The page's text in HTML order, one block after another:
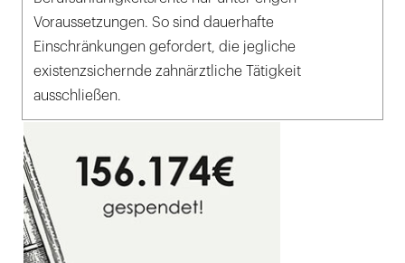
Voraussetzungen. So sind dauerhafte
Einschränkungen gefordert, die jegliche
existenzsichernde zahnärztliche Tätigkeit
ausschließen.